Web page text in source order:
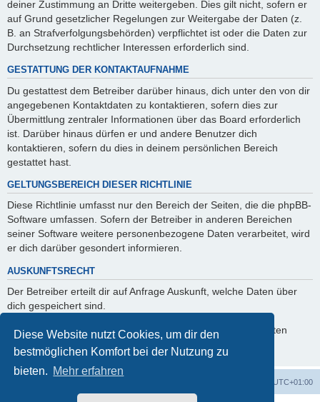
Diese Website nutzt Cookies, um dir den
bestmöglichen Komfort bei der Nutzung zu
bieten. Mehr erfahren
deiner Zustimmung an Dritte weitergeben. Dies gilt nicht, sofern er
auf Grund gesetzlicher Regelungen zur Weitergabe der Daten (z.
B. an Strafverfolgungsbehörden) verpflichtet ist oder die Daten zur
Durchsetzung rechtlicher Interessen erforderlich sind.
GESTATTUNG DER KONTAKTAUFNAHME
Du gestattest dem Betreiber darüber hinaus, dich unter den von dir
angegebenen Kontaktdaten zu kontaktieren, sofern dies zur
Übermittlung zentraler Informationen über das Board erforderlich
ist. Darüber hinaus dürfen er und andere Benutzer dich
kontaktieren, sofern du dies in deinem persönlichen Bereich
gestattet hast.
GELTUNGSBEREICH DIESER RICHTLINIE
Diese Richtlinie umfasst nur den Bereich der Seiten, die die phpBB-
Software umfassen. Sofern der Betreiber in anderen Bereichen
seiner Software weitere personenbezogene Daten verarbeitet, wird
er dich darüber gesondert informieren.
AUSKUNFTSRECHT
Der Betreiber erteilt dir auf Anfrage Auskunft, welche Daten über
dich gespeichert sind.
Du kannst jederzeit die Löschung bzw. Sperrung deiner Daten
verlangen. Kontaktiere hierzu bitte den Betreiber.
UTC+01:00